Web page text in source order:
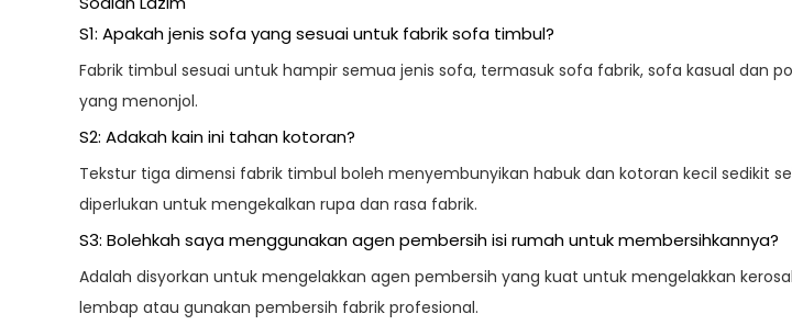
S1: Apakah jenis sofa yang sesuai untuk fabrik sofa timbul?
Fabrik timbul sesuai untuk hampir semua jenis sofa, termasuk sofa fabrik, sofa kasual
yang menonjol.
S2: Adakah kain ini tahan kotoran?
Tekstur tiga dimensi fabrik timbul boleh menyembunyikan habuk dan kotoran kecil sedikit
diperlukan untuk mengekalkan rupa dan rasa fabrik.
S3: Bolehkah saya menggunakan agen pembersih isi rumah untuk membersihkannya?
Adalah disyorkan untuk mengelakkan agen pembersih yang kuat untuk mengelakkan
lembap atau gunakan pembersih fabrik profesional.